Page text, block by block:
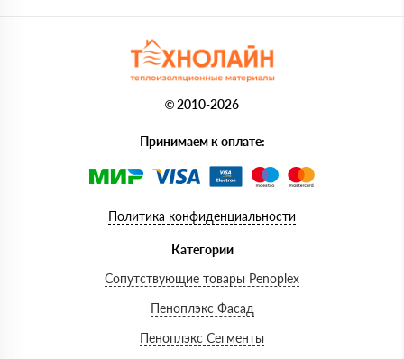
© 2010-2026
Принимаем к оплате:
Политика конфиденциальности
Категории
Сопутствующие товары Penoplex
Пеноплэкс Фасад
Пеноплэкс Сегменты